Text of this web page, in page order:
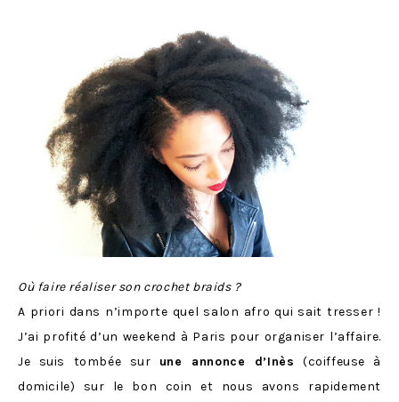
Où faire réaliser son crochet braids ?
A priori dans n’importe quel salon afro qui sait tresser !
J’ai profité d’un weekend à Paris pour organiser l’affaire.
Je suis tombée sur une annonce d’Inès (coiffeuse à
domicile) sur le bon coin et nous avons rapidement